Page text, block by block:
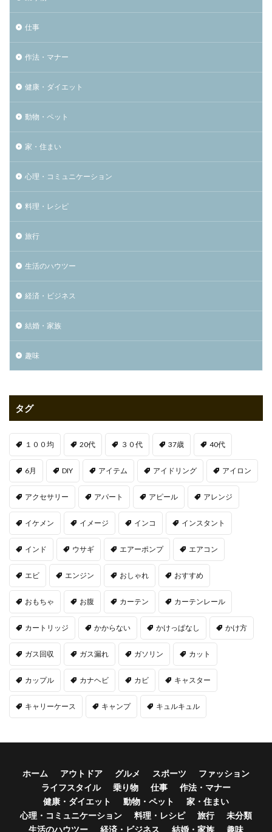
仕事
作法・マナー
健康・ダイエット
動物・ペット
家・住まい
心理・コミュニケーション
料理・レシピ
旅行
生活のハウツー
経済・ビジネス
結婚・家族
趣味
タグ
１００均 20代 ３０代 37歳 40代
6月 DIY アイテム アイドリング アイロン
アクセサリー アパート アピール アレンジ
イケメン イメージ インコ インスタント
インド ウサギ エアーポンプ エアコン
エビ エンジン おしゃれ おすすめ
おもちゃ お腹 カーテン カーテンレール
カートリッジ かからない かけっぱなし かけ方
ガス回収 ガス漏れ ガソリン カット
カップル カナヘビ カビ キャスター
キャリーケース キャンプ キュルキュル
ホーム アウトドア グルメ スポーツ
ファッション
ライフスタイル
乗り物 仕事
作法・マナー
健康・ダイエット
動物・ペット
家・住まい
心理・コミュニケーション
料理・レシピ 旅行
未分類
生活のハウツー
経済・ビジネス 結婚・家族 趣味